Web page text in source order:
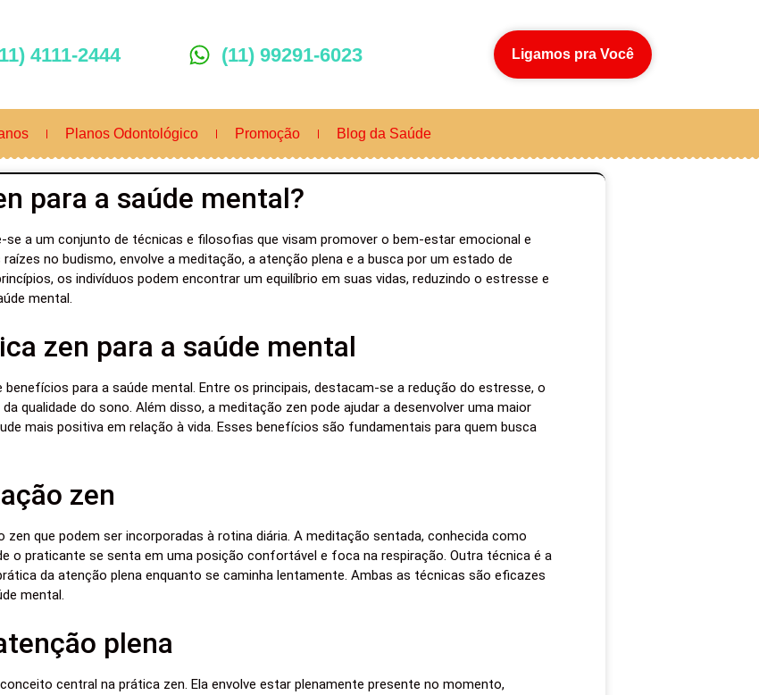
4111-2444 (11) 99291-6023 Ligamos pra Você
Planos Odontológico Promoção Blog da Saúde
para a saúde mental?
se a um conjunto de técnicas e filosofias que visam promover o bem-estar emocional e
no budismo, envolve a meditação, a atenção plena e a busca por um estado de
os indivíduos podem encontrar um equilíbrio em suas vidas, reduzindo o estresse e
mental.
zen para a saúde mental
para a saúde mental. Entre os principais, destacam-se a redução do estresse, o
qualidade do sono. Além disso, a meditação zen pode ajudar a desenvolver uma maior
mais positiva em relação à vida. Esses benefícios são fundamentais para quem busca
zen
que podem ser incorporadas à rotina diária. A meditação sentada, conhecida como
o praticante se senta em uma posição confortável e foca na respiração. Outra técnica é a
da atenção plena enquanto se caminha lentamente. Ambas as técnicas são eficazes
mental.
plena
central na prática zen. Ela envolve estar plenamente presente no momento,